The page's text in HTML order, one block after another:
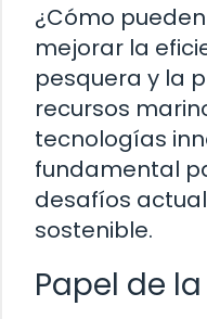
¿Cómo
mejorar la
pesquera y la
recursos
tecnologías
fundamental
desafíos
sostenible.
Papel de